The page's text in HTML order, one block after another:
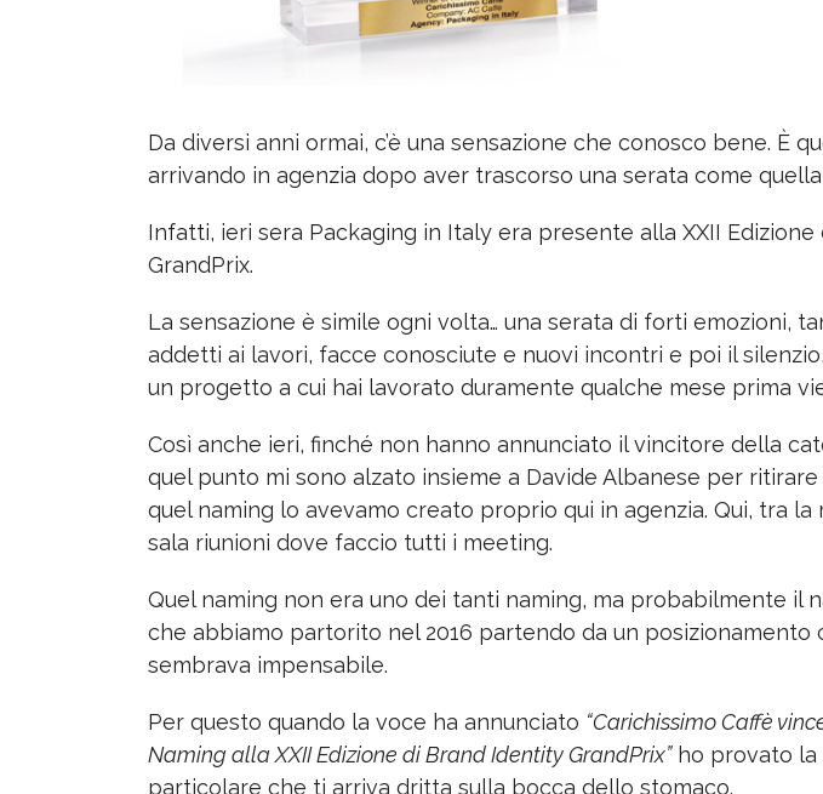
Da diversi anni ormai, c’è una sensazione che conosco bene. È
arrivando in agenzia dopo aver trascorso una serata come
Infatti, ieri sera Packaging in Italy era presente alla XXII
GrandPrix.
La sensazione è simile ogni volta… una serata di forti emozioni,
addetti ai lavori, facce conosciute e nuovi incontri e poi il
un progetto a cui hai lavorato duramente qualche mese prima
Così anche ieri, finché non hanno annunciato il vincitore della
quel punto mi sono alzato insieme a Davide Albanese per
quel naming lo avevamo creato proprio qui in agenzia. Qui, tra la
sala riunioni dove faccio tutti i meeting.
Quel naming non era uno dei tanti naming, ma probabilmente il
che abbiamo partorito nel 2016 partendo da un posizionamento
sembrava impensabile.
Per questo quando la voce ha annunciato “Carichissimo Caffè
Naming alla XXII Edizione di Brand Identity GrandPrix”ho provato la
particolare che ti arriva dritta sulla bocca dello stomaco.